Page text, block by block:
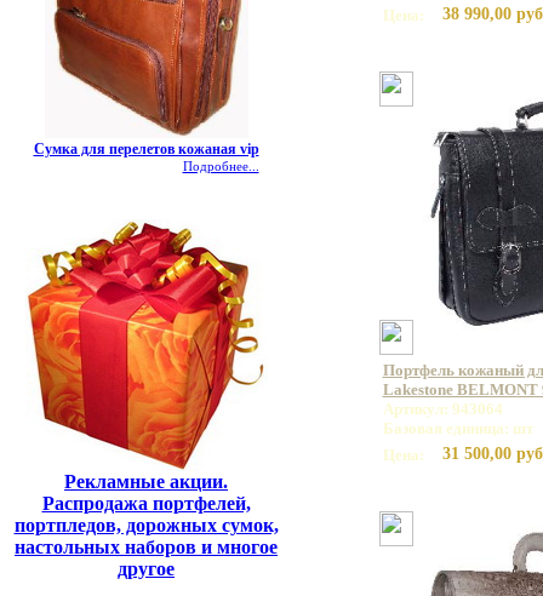
Сумка для перелетов кожаная vip
Подробнее...
Рекламные акции.
Распродажа портфелей,
портпледов, дорожных сумок,
настольных наборов и многое
другое
Цена:
38 990,00
Портфель кожаный
Lakestone BELMONT
Артикул: 943064
Базовая единица: шт
Цена:
31 500,00